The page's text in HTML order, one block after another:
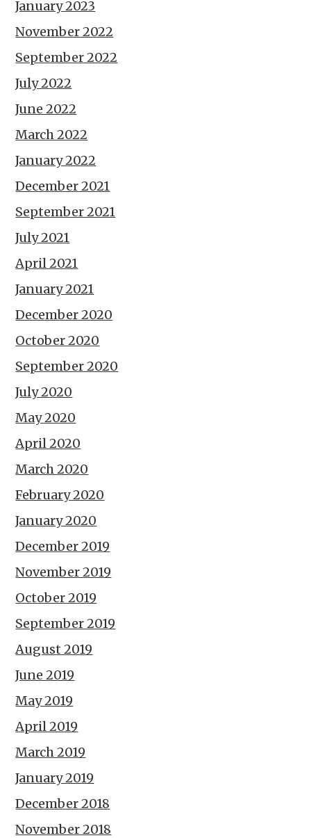
January 2023
November 2022
September 2022
July 2022
June 2022
March 2022
January 2022
December 2021
September 2021
July 2021
April 2021
January 2021
December 2020
October 2020
September 2020
July 2020
May 2020
April 2020
March 2020
February 2020
January 2020
December 2019
November 2019
October 2019
September 2019
August 2019
June 2019
May 2019
April 2019
March 2019
January 2019
December 2018
November 2018